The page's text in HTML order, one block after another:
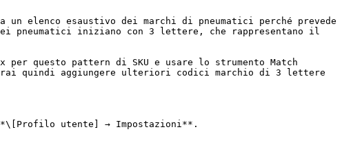
elenco esaustivo dei marchi di pneumatici perché prevede
pneumatici iniziano con 3 lettere, che rappresentano il
questo pattern di SKU e usare lo strumento Match
quindi aggiungere ulteriori codici marchio di 3 lettere
**\[Profilo utente] → Impostazioni**.